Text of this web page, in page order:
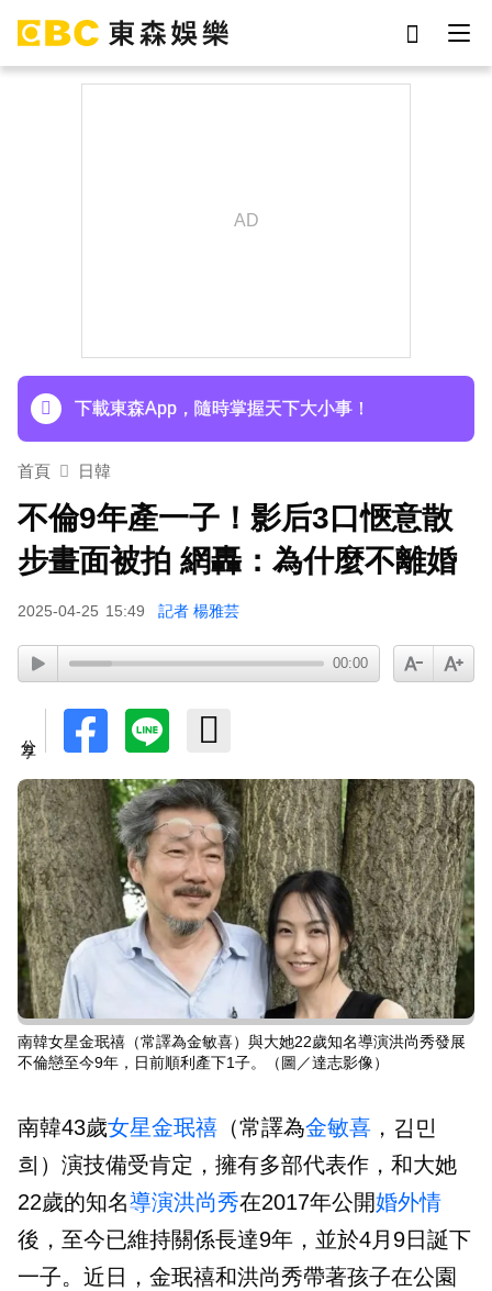
下載東森App，隨時掌握天下大小事！
首頁 日韓
不倫9年產一子！影后3口愜意散
步畫面被拍 網轟：為什麼不離婚
2025-04-25 15:49 記者 楊雅芸
00:00
南韓女星金珉禧（常譯為金敏喜）與大她22歲知名導演洪尚秀發展
不倫戀至今9年，日前順利產下1子。（圖／達志影像）
南韓43歲女星金珉禧 （常譯為金敏喜 ，김민
희）演技備受肯定，擁有多部代表作，和大她
22歲的知名導演洪尚秀在2017年公開婚外情
後，至今已維持關係長達9年，並於4月9日誕下
一子。近日，金珉禧和洪尚秀帶著孩子在公園